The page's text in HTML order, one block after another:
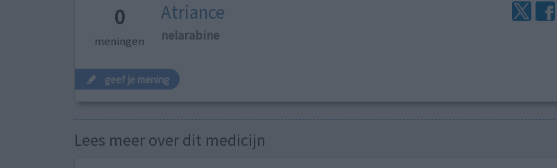
0
meningen
Atriance
nelarabine
geef je mening
Lees meer over dit medicijn